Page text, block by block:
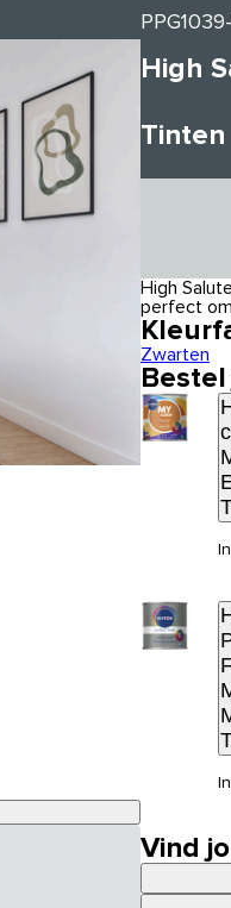
High
Tinten
High
perfect
Zwarten
Vind